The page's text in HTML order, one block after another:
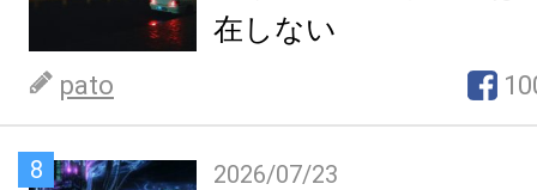
在しない
pato
8 2026/07/23